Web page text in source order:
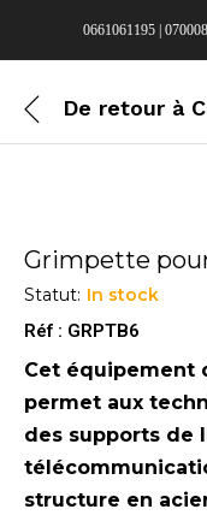
0661061195 |
De retour à
Grimpette
Statut: In stock
Réf : GRPTB6
Cet équipement
permet aux
des supports de
structure en